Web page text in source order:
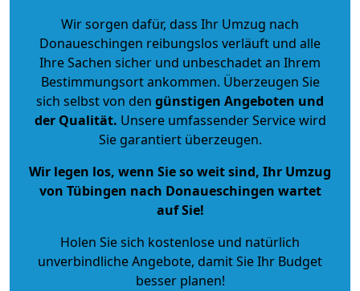
Wir sorgen dafür, dass Ihr Umzug nach
Donaueschingen reibungslos verläuft und alle
Ihre Sachen sicher und unbeschadet an Ihrem
Bestimmungsort ankommen. Überzeugen Sie
sich selbst von den günstigen Angeboten und
der Qualität. Unsere umfassender Service wird
Sie garantiert überzeugen.
Wir legen los, wenn Sie so weit sind, Ihr Umzug
von Tübingen nach Donaueschingen wartet
auf Sie!
Holen Sie sich kostenlose und natürlich
unverbindliche Angebote, damit Sie Ihr Budget
besser planen!